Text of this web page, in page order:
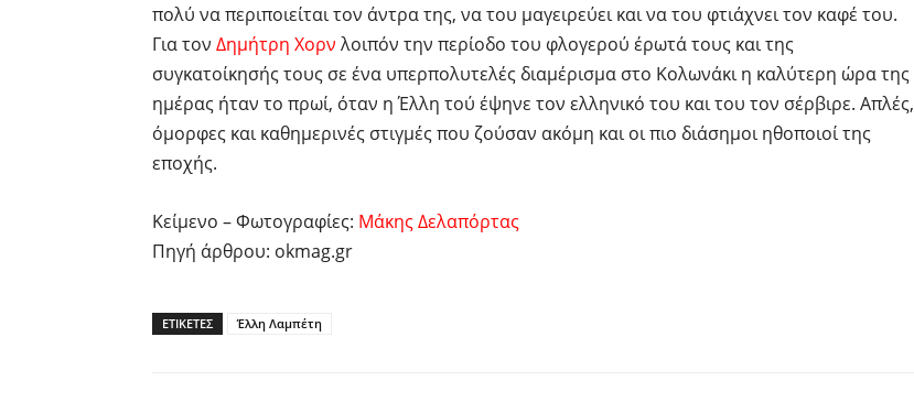
πολύ να περιποιείται τον άντρα της, να του μαγειρεύει και να του φτιάχνει τον καφέ του.
Για τον Δημήτρη Χορν λοιπόν την περίοδο του φλογερού έρωτά τους και της
συγκατοίκησής τους σε ένα υπερπολυτελές διαμέρισμα στο Κολωνάκι η καλύτερη ώρα της
ημέρας ήταν το πρωί, όταν η Έλλη τού έψηνε τον ελληνικό του και του τον σέρβιρε. Απλές,
όμορφες και καθημερινές στιγμές που ζούσαν ακόμη και οι πιο διάσημοι ηθοποιοί της
εποχής.
Κείμενο – Φωτογραφίες: Μάκης Δελαπόρτας
Πηγή άρθρου: okmag.gr
ΕΤΙΚΕΤΕΣ Έλλη Λαμπέτη